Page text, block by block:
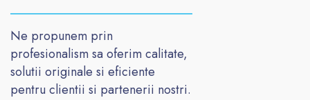
Ne propunem prin
profesionalism sa oferim calitate,
solutii originale si eficiente
pentru clientii si partenerii nostri.